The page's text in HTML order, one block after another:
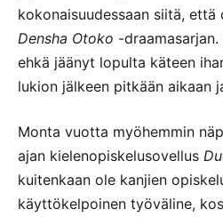
kokonaisuudessaan siitä,
Densha Otoko -
ehkä jäänyt lopulta käteen
lukion jälkeen pitkään aikaan
Monta vuotta myöhemmin
ajan kielenopiskelusovellus
kuitenkaan ole kanjien
käyttökelpoinen työväline,